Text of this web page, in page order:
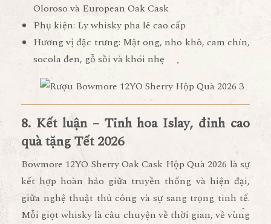
Oloroso và European Oak Cask
Phụ kiện: Ly whisky pha lê cao cấp
Hương vị đặc trưng: Mật ong, nho khô, cam chín,
socola đen, gỗ sồi và khói nhẹ
8. Kết luận – Tinh hoa Islay, đỉnh cao
quà tặng Tết 2026
Bowmore 12YO Sherry Oak Cask Hộp Quà 2026 là sự
kết hợp hoàn hảo giữa truyền thống và hiện đại,
giữa nghệ thuật thủ công và sự sang trọng tinh tế.
Mỗi giọt whisky là câu chuyện về thời gian, về vùng